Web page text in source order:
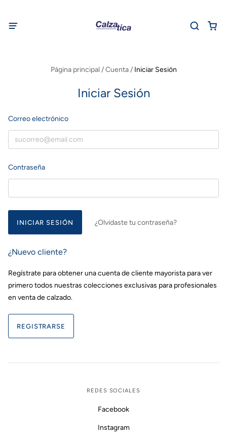
Página principal / Cuenta / Iniciar Sesión
Iniciar Sesión
Correo electrónico
Contraseña
¿Olvidaste tu contraseña?
¿Nuevo cliente?
Regístrate para obtener una cuenta de cliente mayorista para ver
primero todos nuestras colecciones exclusivas para profesionales
en venta de calzado.
REDES SOCIALES
Facebook
Instagram